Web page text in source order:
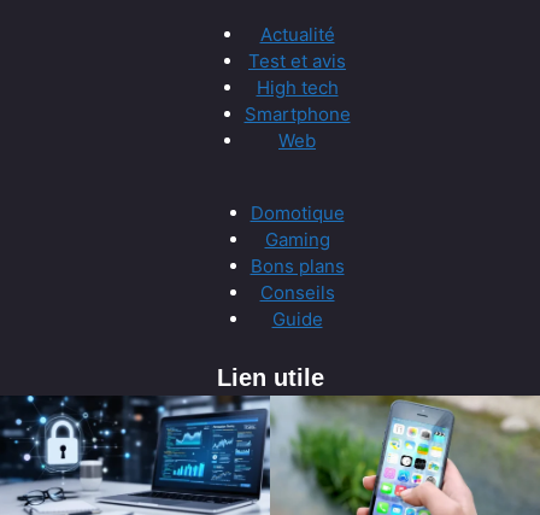
Actualité
Test et avis
High tech
Smartphone
Web
Domotique
Gaming
Bons plans
Conseils
Guide
Lien utile